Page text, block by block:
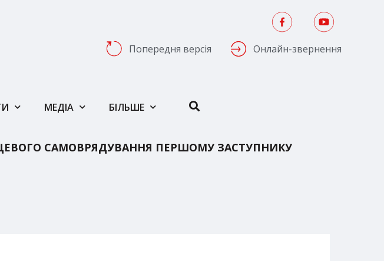
Попередня версія Онлайн-звернення
МЕДІА БІЛЬШЕ
САМОВРЯДУВАННЯ ПЕРШОМУ ЗАСТУПНИКУ